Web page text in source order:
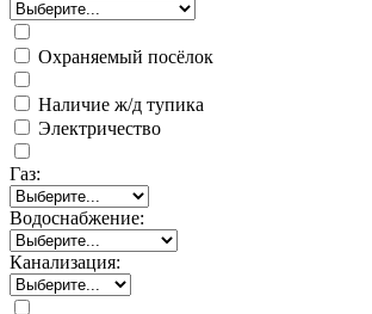
Охраняемый посёлок
Наличие ж/д тупика
Электричество
Газ:
Водоснабжение:
Канализация: